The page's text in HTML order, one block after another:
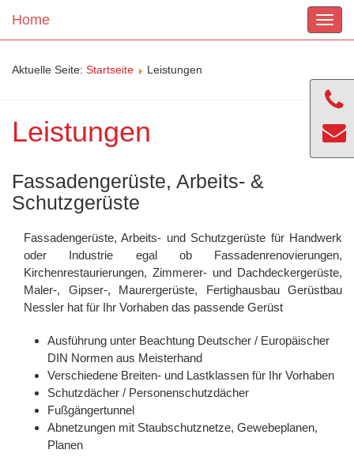
Toggle
Home
Aktuelle Seite: Startseite Leistungen
Leistungen
Fassadengerüste, Arbeits- &
Schutzgerüste
Fassadengerüste, Arbeits- und Schutzgerüste für Handwerk
oder Industrie egal ob Fassadenrenovierungen,
Kirchenrestaurierungen, Zimmerer- und Dachdeckergerüste,
Maler-, Gipser-, Maurergerüste, Fertighausbau Gerüstbau
Nessler hat für Ihr Vorhaben das passende Gerüst
Ausführung unter Beachtung Deutscher / Europäischer
DIN Normen aus Meisterhand
Verschiedene Breiten- und Lastklassen für Ihr Vorhaben
Schutzdächer / Personenschutzdächer
Fußgängertunnel
Abnetzungen mit Staubschutznetze, Gewebeplanen,
Planen